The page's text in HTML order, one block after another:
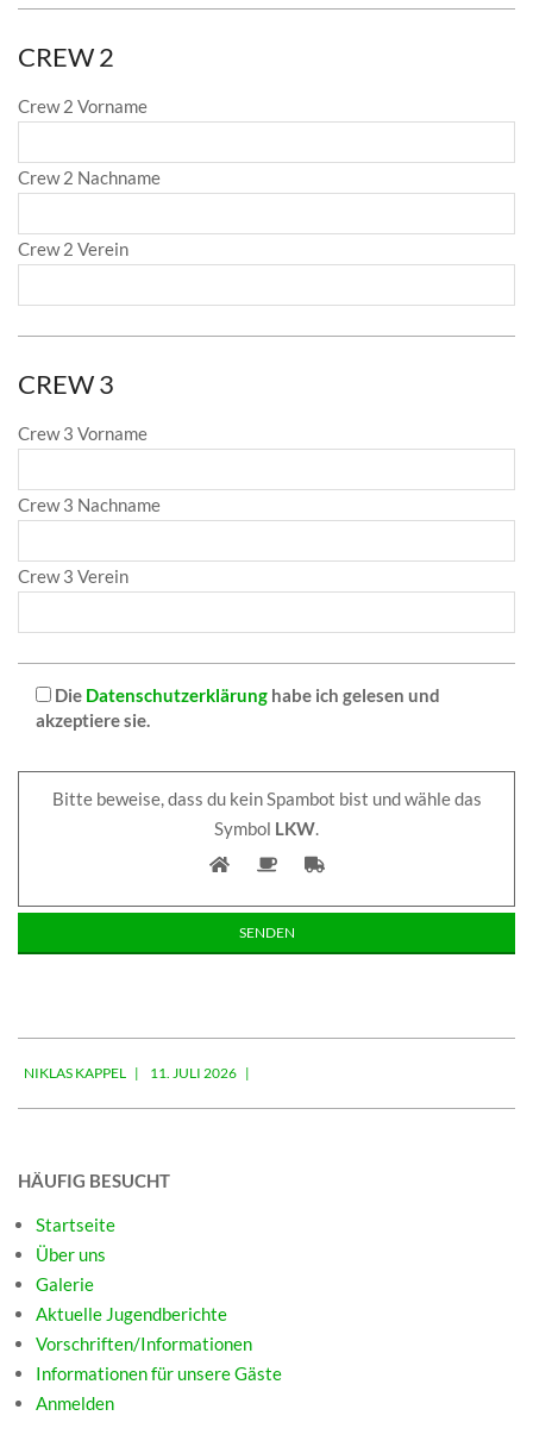
CREW 2
Crew 2 Vorname
Crew 2 Nachname
Crew 2 Verein
CREW 3
Crew 3 Vorname
Crew 3 Nachname
Crew 3 Verein
Die Datenschutzerklärung habe ich gelesen und
akzeptiere sie.
Bitte beweise, dass du kein Spambot bist und wähle das
Symbol LKW.
07-
11
NIKLAS KAPPEL 11. JULI 2026
HÄUFIG BESUCHT
Startseite
Über uns
Galerie
Aktuelle Jugendberichte
Vorschriften/Informationen
Informationen für unsere Gäste
Anmelden